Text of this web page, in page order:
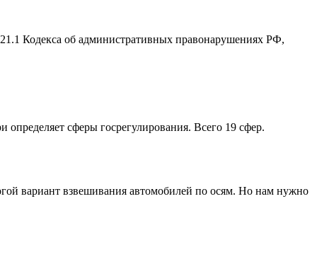
Кодекса об административных правонарушениях РФ,
сферы госрегулирования. Всего 19 сфер.
вариант взвешивания автомобилей по осям. Но нам нужно